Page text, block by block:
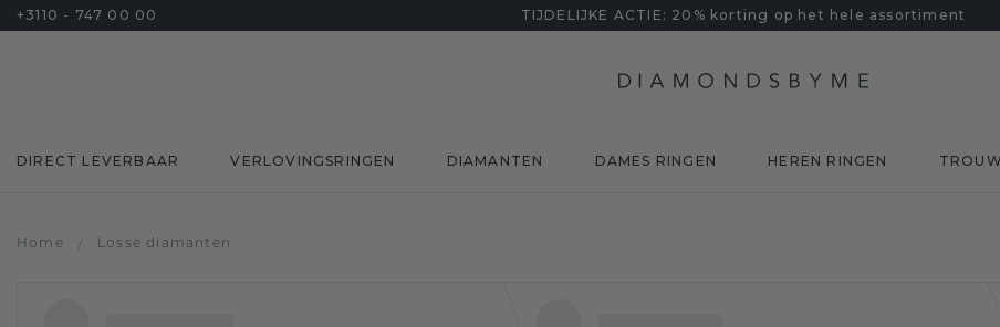
+3110 - 747 00 00 TIJDELIJKE ACTIE: 20% korting op het hele assortiment
DIRECT LEVERBAAR VERLOVINGSRINGEN DIAMANTEN DAMES RINGEN HEREN RINGEN
Home / Losse diamanten